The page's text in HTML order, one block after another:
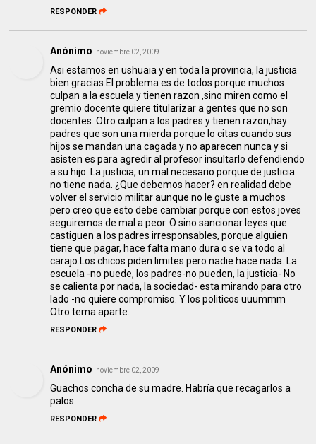
RESPONDER
Anónimo noviembre 02, 2009
Asi estamos en ushuaia y en toda la provincia, la justicia
bien gracias.El problema es de todos porque muchos
culpan a la escuela y tienen razon ,sino miren como el
gremio docente quiere titularizar a gentes que no son
docentes. Otro culpan a los padres y tienen razon,hay
padres que son una mierda porque lo citas cuando sus
hijos se mandan una cagada y no aparecen nunca y si
asisten es para agredir al profesor insultarlo defendiendo
a su hijo. La justicia, un mal necesario porque de justicia
no tiene nada. ¿Que debemos hacer? en realidad debe
volver el servicio militar aunque no le guste a muchos
pero creo que esto debe cambiar porque con estos joves
seguiremos de mal a peor. O sino sancionar leyes que
castiguen a los padres irresponsables, porque alguien
tiene que pagar, hace falta mano dura o se va todo al
carajo.Los chicos piden limites pero nadie hace nada. La
escuela -no puede, los padres-no pueden, la justicia- No
se calienta por nada, la sociedad- esta mirando para otro
lado -no quiere compromiso. Y los politicos uuummm
Otro tema aparte.
RESPONDER
Anónimo noviembre 02, 2009
Guachos concha de su madre. Habría que recagarlos a
palos
RESPONDER